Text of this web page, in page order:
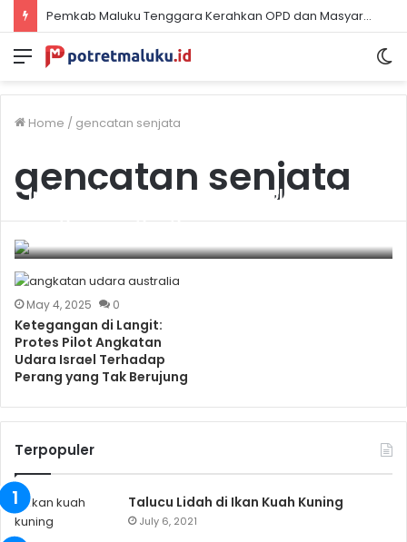
Pemkab Maluku Tenggara Kerahkan OPD dan Masyarakat Sukseskan Gerakan Pembagian Bendera Merah Putih
Menu
Home / gencatan senjata
gencatan senjata
Indonesia Tegaskan Jalur Diplomasi di
May 4, 2025 0
Ketegangan di Langit:
Protes Pilot Angkatan
Udara Israel Terhadap
Perang yang Tak Berujung
Terpopuler
Talucu Lidah di Ikan Kuah Kuning
July 6, 2021